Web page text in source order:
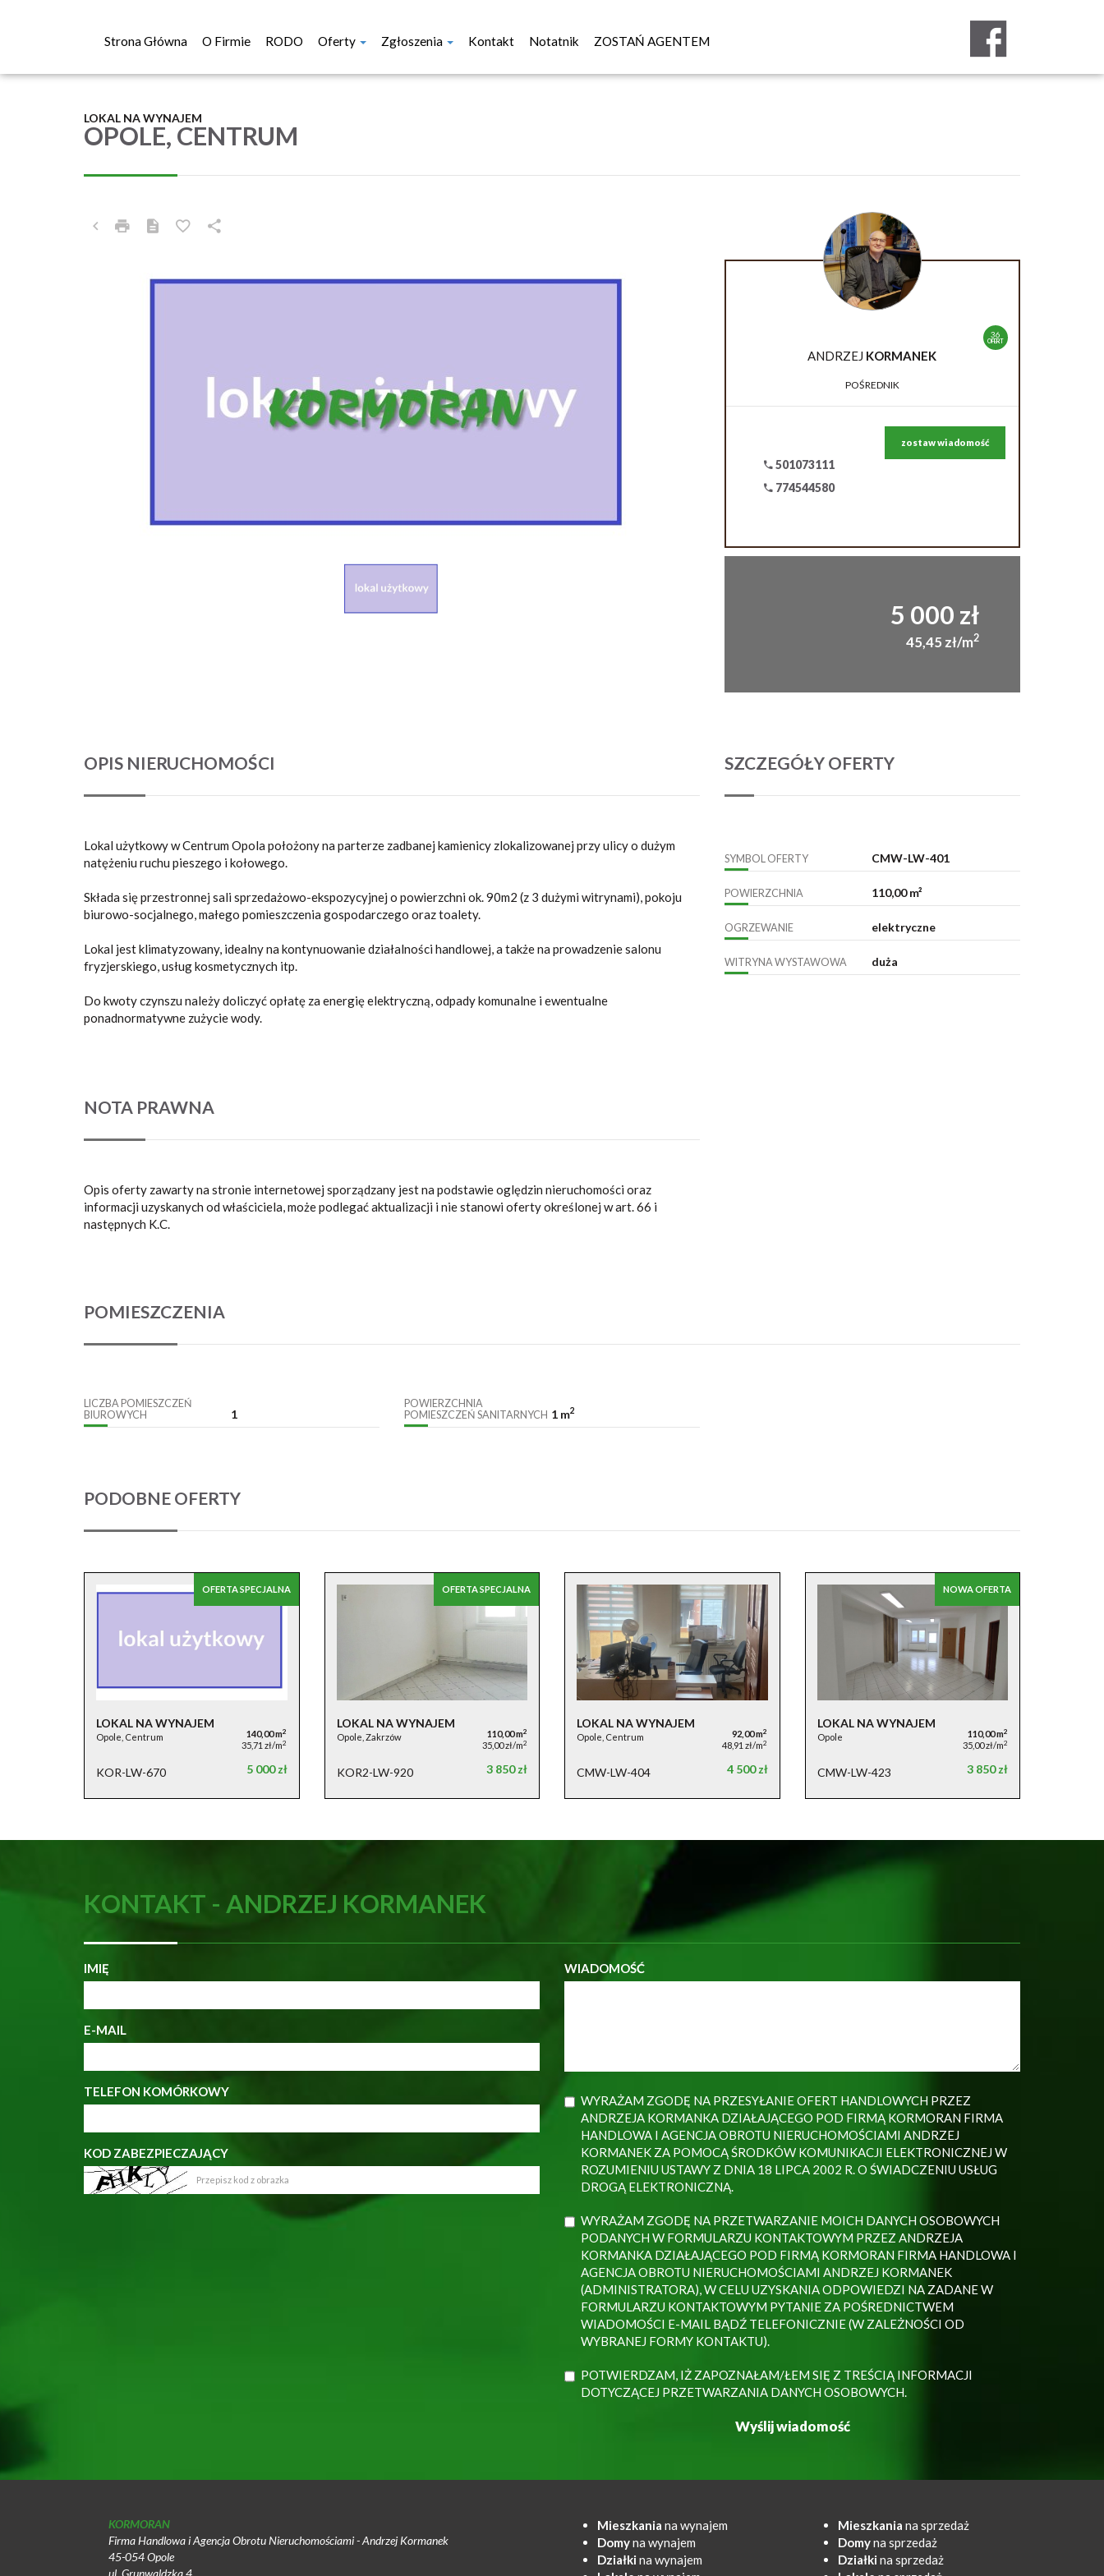
Strona Główna O Firmie RODO Oferty Zgłoszenia Kontakt Notatnik ZOSTAŃ AGENTEM
OPOLE, CENTRUM
LOKAL NA WYNAJEM
36
OFERT
ANDRZEJ KORMANEK
POŚREDNIK
501073111
774544580
zostaw wiadomość
5 000 zł
45,45 zł/m2
OPIS NIERUCHOMOŚCI
Lokal użytkowy w Centrum Opola położony na parterze zadbanej kamienicy zlokalizowanej przy ulicy o dużym
natężeniu ruchu pieszego i kołowego.
Składa się przestronnej sali sprzedażowo-ekspozycyjnej o powierzchni ok. 90m2 (z 3 dużymi witrynami), pokoju
biurowo-socjalnego, małego pomieszczenia gospodarczego oraz toalety.
Lokal jest klimatyzowany, idealny na kontynuowanie działalności handlowej, a także na prowadzenie salonu
fryzjerskiego, usług kosmetycznych itp.
Do kwoty czynszu należy doliczyć opłatę za energię elektryczną, odpady komunalne i ewentualne
ponadnormatywne zużycie wody.
NOTA PRAWNA
Opis oferty zawarty na stronie internetowej sporządzany jest na podstawie oględzin nieruchomości oraz
informacji uzyskanych od właściciela, może podlegać aktualizacji i nie stanowi oferty określonej w art. 66 i
następnych K.C.
SZCZEGÓŁY OFERTY
SYMBOL OFERTY CMW-LW-401
POWIERZCHNIA 110,00 m²
OGRZEWANIE elektryczne
WITRYNA WYSTAWOWA duża
POMIESZCZENIA
LICZBA POMIESZCZEŃ
BIUROWYCH
1
POWIERZCHNIA
POMIESZCZEŃ SANITARNYCH 1 m2
PODOBNE OFERTY
OFERTA SPECJALNA
LOKAL NA WYNAJEM
Opole, Centrum 140,00 m2
35,71 zł/m2
KOR-LW-670 5 000 zł
OFERTA SPECJALNA
LOKAL NA WYNAJEM
Opole, Zakrzów 110,00 m2
35,00 zł/m2
KOR2-LW-920 3 850 zł
LOKAL NA WYNAJEM
Opole, Centrum 92,00 m2
48,91 zł/m2
CMW-LW-404 4 500 zł
NOWA OFERTA
LOKAL NA WYNAJEM
Opole 110,00 m2
35,00 zł/m2
CMW-LW-423 3 850 zł
KONTAKT - ANDRZEJ KORMANEK
IMIĘ
E-MAIL
TELEFON KOMÓRKOWY
KOD ZABEZPIECZAJĄCY
WIADOMOŚĆ
WYRAŻAM ZGODĘ NA PRZESYŁANIE OFERT HANDLOWYCH PRZEZ
ANDRZEJA KORMANKA DZIAŁAJĄCEGO POD FIRMĄ KORMORAN FIRMA
HANDLOWA I AGENCJA OBROTU NIERUCHOMOŚCIAMI ANDRZEJ
KORMANEK ZA POMOCĄ ŚRODKÓW KOMUNIKACJI ELEKTRONICZNEJ W
ROZUMIENIU USTAWY Z DNIA 18 LIPCA 2002 R. O ŚWIADCZENIU USŁUG
DROGĄ ELEKTRONICZNĄ.
WYRAŻAM ZGODĘ NA PRZETWARZANIE MOICH DANYCH OSOBOWYCH
PODANYCH W FORMULARZU KONTAKTOWYM PRZEZ ANDRZEJA
KORMANKA DZIAŁAJĄCEGO POD FIRMĄ KORMORAN FIRMA HANDLOWA I
AGENCJA OBROTU NIERUCHOMOŚCIAMI ANDRZEJ KORMANEK
(ADMINISTRATORA), W CELU UZYSKANIA ODPOWIEDZI NA ZADANE W
FORMULARZU KONTAKTOWYM PYTANIE ZA POŚREDNICTWEM
WIADOMOŚCI E-MAIL BĄDŹ TELEFONICZNIE (W ZALEŻNOŚCI OD
WYBRANEJ FORMY KONTAKTU).
POTWIERDZAM, IŻ ZAPOZNAŁAM/ŁEM SIĘ Z TREŚCIĄ INFORMACJI
DOTYCZĄCEJ PRZETWARZANIA DANYCH OSOBOWYCH.
KORMORAN
Firma Handlowa i Agencja Obrotu Nieruchomościami - Andrzej Kormanek
45-054 Opole
ul. Grunwaldzka 4
Mieszkania na wynajem
Domyna wynajem
Działki na wynajem
Mieszkania na sprzedaż
Domyna sprzedaż
Działki na sprzedaż